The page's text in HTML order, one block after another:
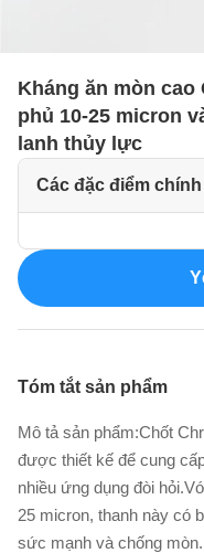
Kháng ăn mòn
phủ 10-25 micron
lanh thủy lực
Các đặc điểm chính
Tóm tắt sản phẩm
Mô tả sản phẩm:Chốt
được thiết kế để cung
nhiều ứng dụng đòi
25 micron, thanh này có
sức mạnh và chống